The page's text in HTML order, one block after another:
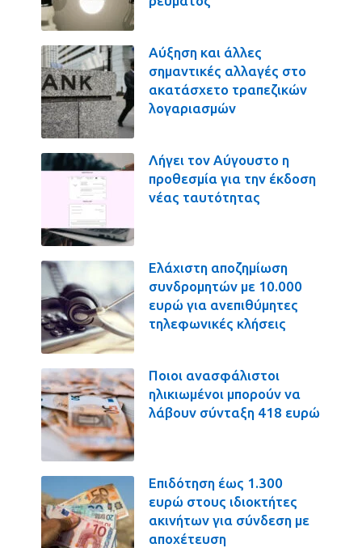
Αύξηση και άλλες
σημαντικές αλλαγές στο
ακατάσχετο τραπεζικών
λογαριασμών
Λήγει τον Αύγουστο η
προθεσμία για την έκδοση
νέας ταυτότητας
Ελάχιστη αποζημίωση
συνδρομητών με 10.000
ευρώ για ανεπιθύμητες
τηλεφωνικές κλήσεις
Ποιοι ανασφάλιστοι
ηλικιωμένοι μπορούν να
λάβουν σύνταξη 418 ευρώ
Επιδότηση έως 1.300
ευρώ στους ιδιοκτήτες
ακινήτων για σύνδεση με
αποχέτευση